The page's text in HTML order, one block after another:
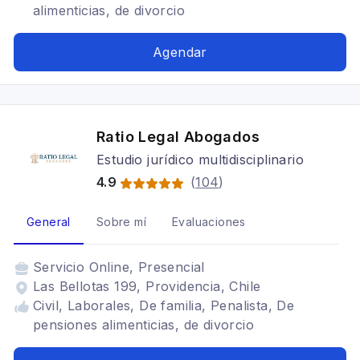
alimenticias, de divorcio
Agendar
Ratio Legal Abogados
Estudio jurídico multidisciplinario
4.9
(104)
General Sobre mí Evaluaciones
Servicio Online, Presencial
Las Bellotas 199, Providencia, Chile
Civil, Laborales, De familia, Penalista, De
pensiones alimenticias, de divorcio